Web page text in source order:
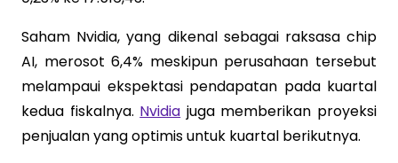
Saham Nvidia, yang dikenal sebagai raksasa chip
AI, merosot 6,4% meskipun perusahaan tersebut
melampaui ekspektasi pendapatan pada kuartal
kedua fiskalnya. Nvidia juga memberikan proyeksi
penjualan yang optimis untuk kuartal berikutnya.